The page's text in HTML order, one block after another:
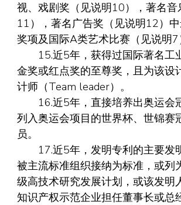
视、戏剧奖（见说明10），著名音
11），著名广告奖（见说明12）
奖项及国际A类艺术比赛（见说明7
15.近5年，获得过国际著名工
金奖或红点奖的至尊奖，且为该设
计师（Team leader）。
16.近5年，直接培养出奥运会
列入奥运会项目的世界杯、世锦赛
员。
17.近5年，发明专利的主要发
被主流标准组织接纳为标准，或列
级高技术研究发展计划，或该发明
知识产权示范企业担任董事长或总